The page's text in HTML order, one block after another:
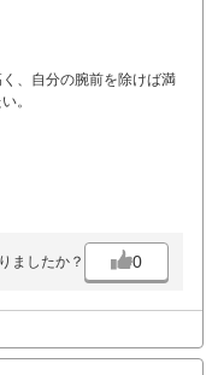
、自分の腕前を除けば満
。
ましたか？ 0